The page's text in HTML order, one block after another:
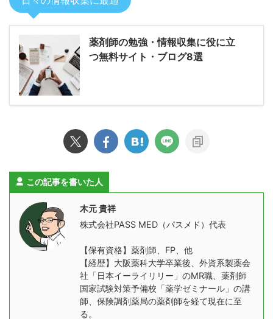
薬剤師の勉強・情報収集に役に立
つ無料サイト・ブログ8選
この記事を書いた人
木元 貴祥
株式会社PASS MED（パスメド）代表
【保有資格】薬剤師、FP、他
【経歴】大阪薬科大学卒業後、外資系製薬会
社「日本イーライリリー」のMR職、薬剤師
国家試験対策予備校「薬学ゼミナール」の講
師、保険調剤薬局の薬剤師を経て現在に至
る。